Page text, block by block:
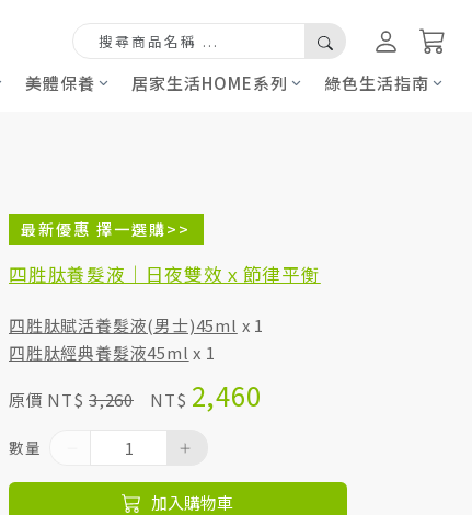
美體保養 居家生活HOME系列 綠色生活指南
最新優惠 擇一選購>>
四胜肽養髮液｜日夜雙效ｘ節律平衡
四胜肽賦活養髮液(男士)45ml x 1
四胜肽經典養髮液45ml x 1
原價 NT$ 3,260 NT$ 2,460
數量
加入購物車